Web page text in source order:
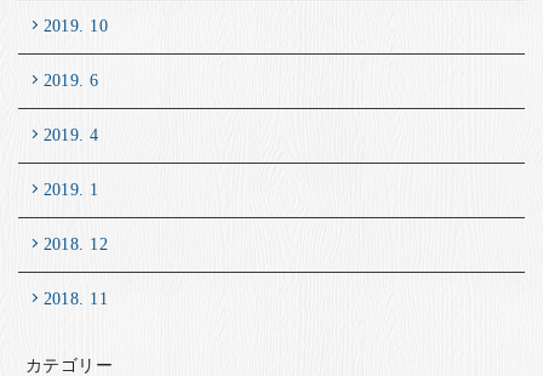
2019. 10
2019. 6
2019. 4
2019. 1
2018. 12
2018. 11
カテゴリー